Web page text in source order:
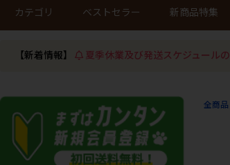
カテゴリ ベストセラー 新商品特集
【新着情報】 夏季休業及び発送スケジュール
全商品